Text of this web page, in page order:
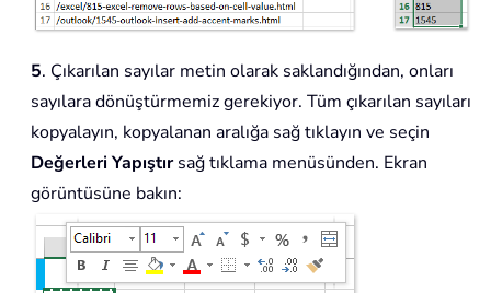
5. Çıkarılan sayılar metin olarak saklandığından, onları
sayılara dönüştürmemiz gerekiyor. Tüm çıkarılan sayıları
kopyalayın, kopyalanan aralığa sağ tıklayın ve seçin
Değerleri Yapıştırsağ tıklama menüsünden. Ekran
görüntüsüne bakın: